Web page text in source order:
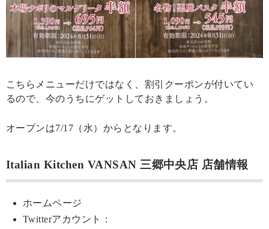
こちらメニューだけではなく、割引クーポンが付いてい
るので、今のうちにゲットしておきましょう。
オープンは7/17（水）からとなります。
Italian Kitchen VANSAN 三郷中央店 店舗情報
ホームページ
Twitterアカウント：